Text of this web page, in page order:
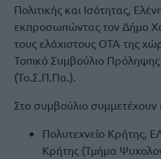
Πολιτικής και Ισότητας,
εκπροσωπώντας τον Δήμο
τους ελάχιστους ΟΤΑ της
Τοπικό Συμβούλιο
(Το.Σ.Π.Πα.).
Στο συμβούλιο συμμετέχουν
Πολυτεχνείο Κρήτης,
Κρήτης (Τμήμα